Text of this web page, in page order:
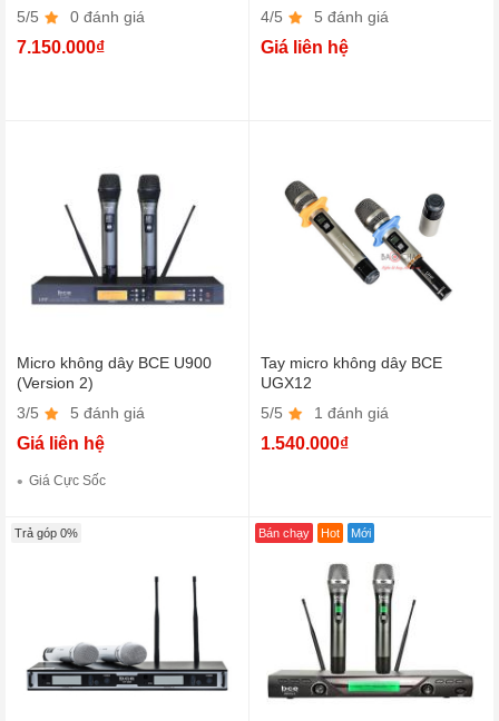
5/5
0 đánh giá
7.150.000₫
4/5
5 đánh giá
Giá liên hệ
Micro không dây BCE U900
(Version 2)
3/5
5 đánh giá
Giá liên hệ
Giá Cực Sốc
Tay micro không dây BCE
UGX12
5/5
1 đánh giá
1.540.000₫
Trả góp 0% Bán chạy Hot Mới